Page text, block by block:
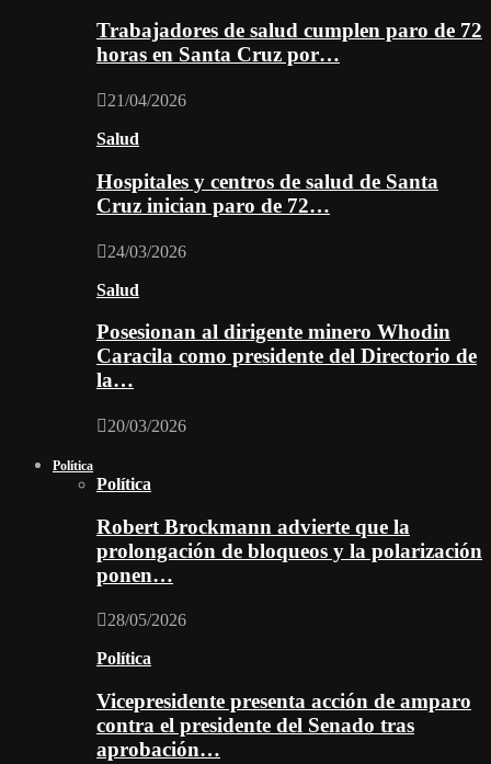
Trabajadores de salud cumplen paro de 72
horas en Santa Cruz por…
21/04/2026
Salud
Hospitales y centros de salud de Santa
Cruz inician paro de 72…
24/03/2026
Salud
Posesionan al dirigente minero Whodin
Caracila como presidente del Directorio de
la…
20/03/2026
Política
Política
Robert Brockmann advierte que la
prolongación de bloqueos y la polarización
ponen…
28/05/2026
Política
Vicepresidente presenta acción de amparo
contra el presidente del Senado tras
aprobación…